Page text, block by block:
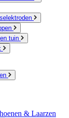
tuin
& Laarzen